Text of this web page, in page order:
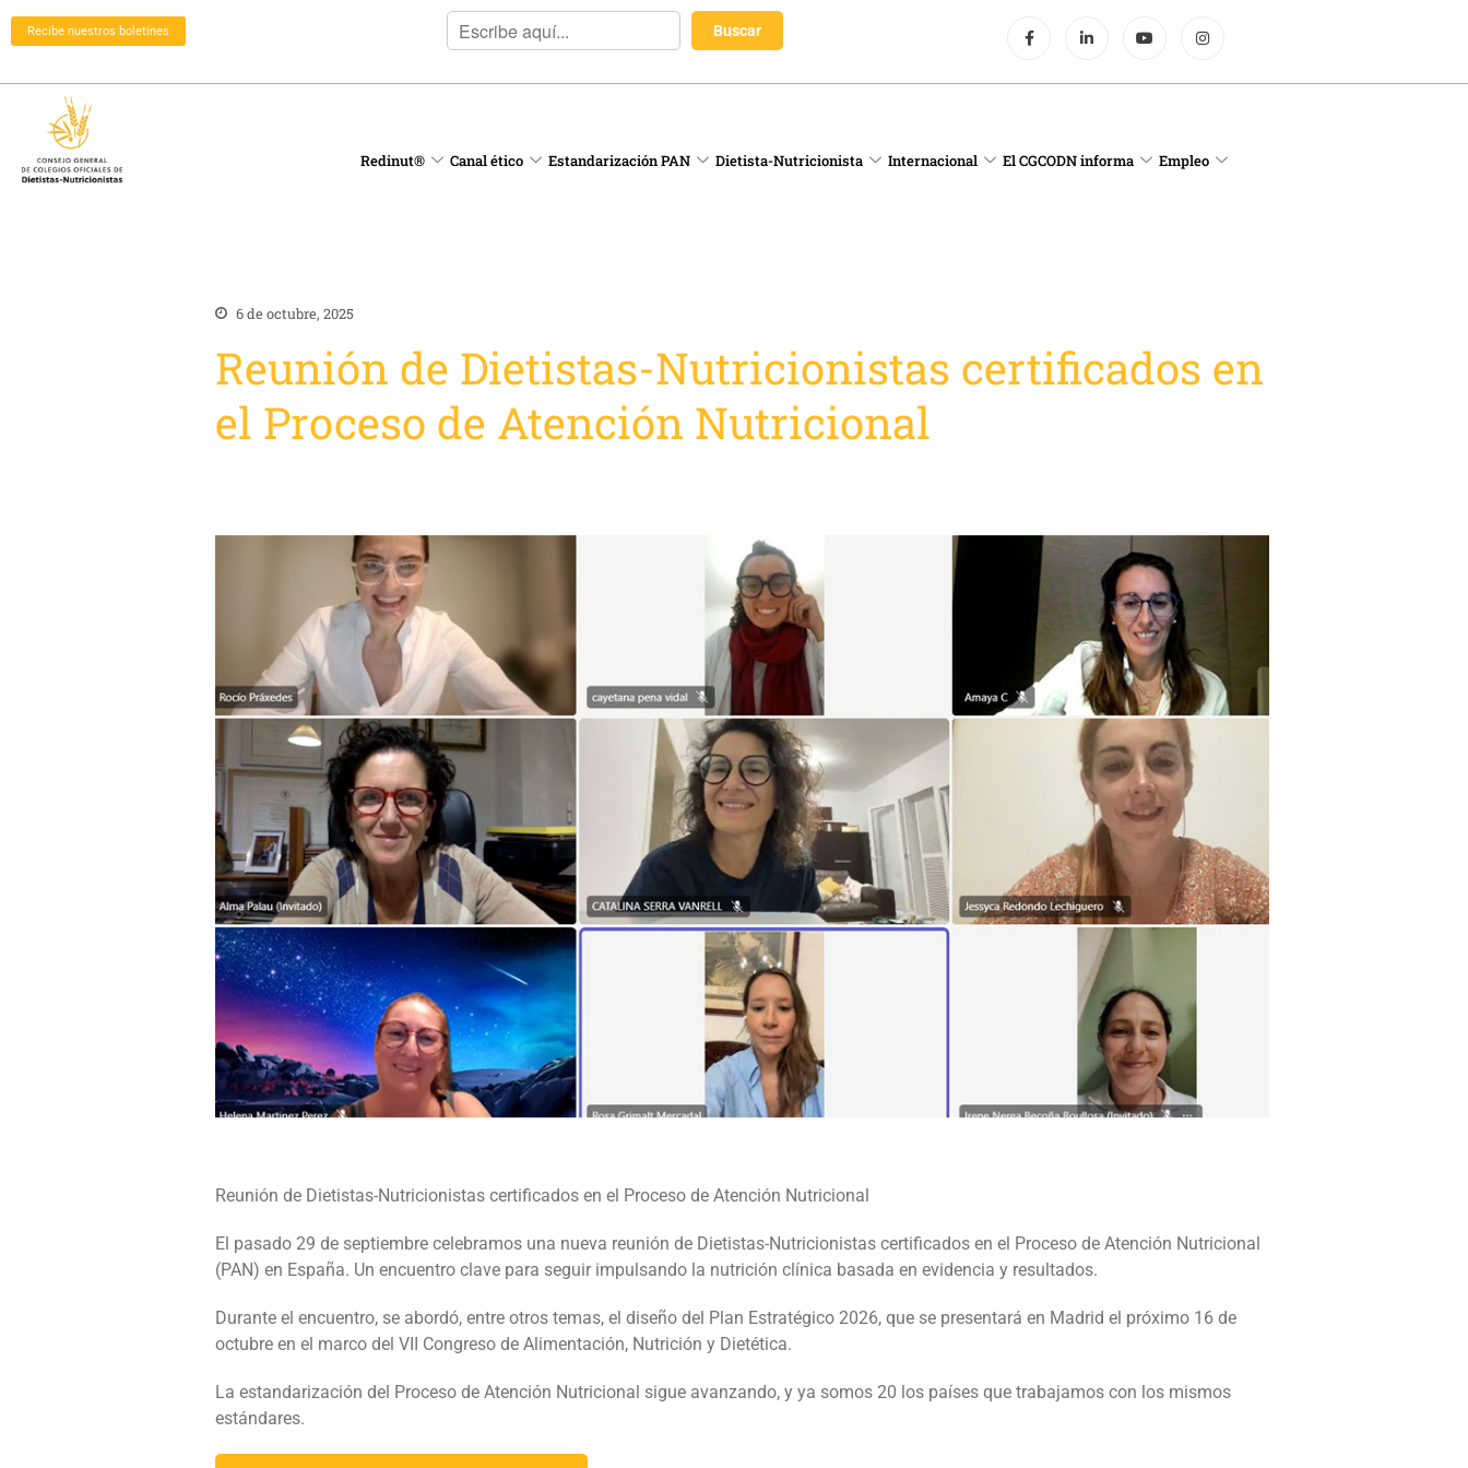
Recibe nuestros boletines
Redinut® Canal ético Estandarización PAN Dietista-Nutricionista Internacional El CGCODN informa Empleo
6 de octubre, 2025
Reunión de Dietistas-Nutricionistas certificados en
el Proceso de Atención Nutricional
Reunión de Dietistas-Nutricionistas certificados en el Proceso de Atención Nutricional
El pasado 29 de septiembre celebramos una nueva reunión de Dietistas-Nutricionistas certificados en el Proceso de Atención Nutricional
(PAN) en España. Un encuentro clave para seguir impulsando la nutrición clínica basada en evidencia y resultados.
Durante el encuentro, se abordó, entre otros temas, el diseño del Plan Estratégico 2026, que se presentará en Madrid el próximo 16 de
octubre en el marco del VII Congreso de Alimentación, Nutrición y Dietética.
La estandarización del Proceso de Atención Nutricional sigue avanzando, y ya somos 20 los países que trabajamos con los mismos
estándares.